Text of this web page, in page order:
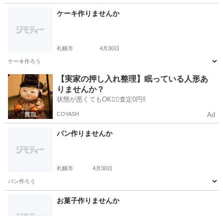
その他
ケーキ作りませんか
札幌市 4月30日
ケーキ作ろう
北海道 札幌市 ケーキ
【実家の押し入れ整理】眠っている人形あ
りませんか？
状態が悪くてもOK🙆‍♀️査定0円‼️
COYASH Ad
パン作りませんか
札幌市 4月30日
パン作ろう
パン
お菓子作りませんか